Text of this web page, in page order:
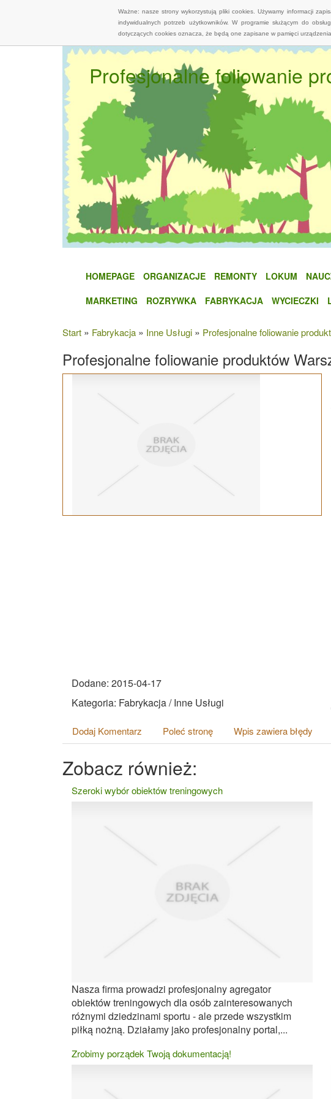
Ważne: nasze strony wykorzystują pliki cookies. Używamy informacji
indywidualnych potrzeb użytkowników. W programie służącym do
dotyczących cookies oznacza, że będą one zapisane w pamięci urządzenia.
Profesjonalne foliowanie
HOMEPAGE ORGANIZACJE REMONTY LOKUM
MARKETING
ROZRYWKA FABRYKACJA WYCIECZKI
Start » Fabrykacja » Inne Usługi » Profesjonalne foliowanie
Profesjonalne foliowanie produktów
Dodane: 2015-04-17
Kategoria: Fabrykacja / Inne Usługi
Dodaj Komentarz Poleć stronę Wpis zawiera błędy
Zobacz również:
Szeroki wybór obiektów treningowych
Nasza firma prowadzi profesjonalny agregator
obiektów treningowych dla osób zainteresowanych
różnymi dziedzinami sportu - ale przede wszystkim
piłką nożną. Działamy jako profesjonalny portal,...
Zrobimy porządek Twoją dokumentacją!